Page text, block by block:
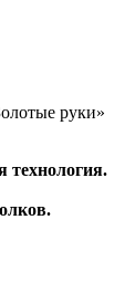
руки»
технология.